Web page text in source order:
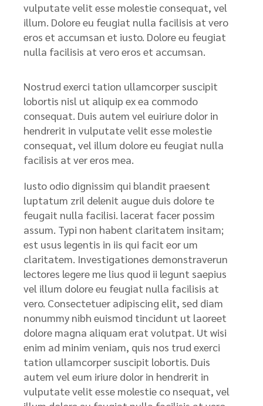
vulputate velit esse molestie consequat, vel
illum. Dolore eu feugiat nulla facilisis at vero
eros et accumsan et iusto. Dolore eu feugiat
nulla facilisis at vero eros et accumsan.
Nostrud exerci tation ullamcorper suscipit
lobortis nisl ut aliquip ex ea commodo
consequat. Duis autem vel euiriure dolor in
hendrerit in vulputate velit esse molestie
consequat, vel illum dolore eu feugiat nulla
facilisis at ver eros mea.
Iusto odio dignissim qui blandit praesent
luptatum zril delenit augue duis dolore te
feugait nulla facilisi. lacerat facer possim
assum. Typi non habent claritatem insitam;
est usus legentis in iis qui facit eor um
claritatem. Investigationes demonstraverun
lectores legere me lius quod ii legunt saepius
vel illum dolore eu feugiat nulla facilisis at
vero. Consectetuer adipiscing elit, sed diam
nonummy nibh euismod tincidunt ut laoreet
dolore magna aliquam erat volutpat. Ut wisi
enim ad minim veniam, quis nos trud exerci
tation ullamcorper suscipit lobortis. Duis
autem vel eum iriure dolor in hendrerit in
vulputate velit esse molestie co nsequat, vel